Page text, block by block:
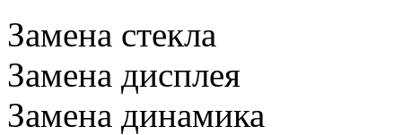
Замена стекла
Замена дисплея
Замена динамика